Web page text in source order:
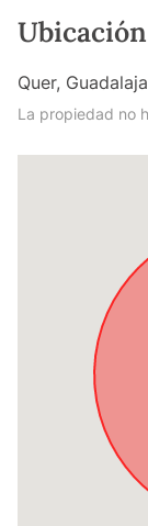
Ubicación
Quer,
La propiedad no